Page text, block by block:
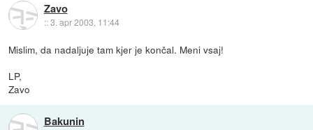
Zavo
::3. apr 2003, 11:44
Mislim, da nadaljuje tam kjer je končal. Meni vsaj!
LP,
Zavo
Bakunin